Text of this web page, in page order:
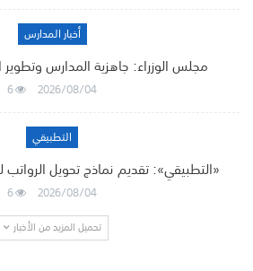
أخبار المدارس
مجلس الوزراء: جاهزية المدارس
2026/08/04
6
التطبيقي
«التطبيقي»: تقديم نماذج تحويل
2026/08/04
6
تحميل المزيد من الأخبار